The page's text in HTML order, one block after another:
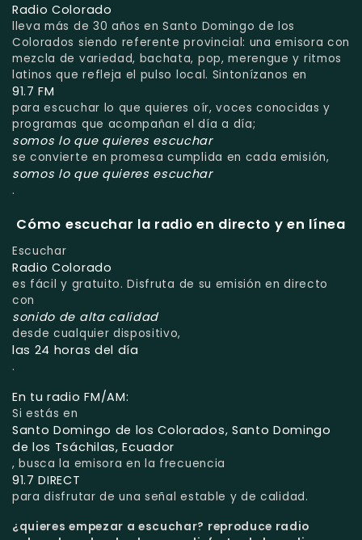
Radio Colorado
lleva más de 30 años en Santo Domingo de los
Colorados siendo referente provincial: una emisora con
mezcla de variedad, bachata, pop, merengue y ritmos
latinos que refleja el pulso local. Sintonízanos en
91.7 FM
para escuchar lo que quieres oír, voces conocidas y
programas que acompañan el día a día;
somos lo que quieres escuchar
se convierte en promesa cumplida en cada emisión,
somos lo que quieres escuchar
.
Cómo escuchar la radio en directo y en línea
Escuchar
Radio Colorado
es fácil y gratuito. Disfruta de su emisión en directo
con
sonido de alta calidad
desde cualquier dispositivo,
las 24 horas del día
.
En tu radio FM/AM:
Si estás en
Santo Domingo de los Colorados, Santo Domingo
de los Tsáchilas, Ecuador
, busca la emisora en la frecuencia
91.7 DIRECT
para disfrutar de una señal estable y de calidad.
¿quieres empezar a escuchar? reproduce radio